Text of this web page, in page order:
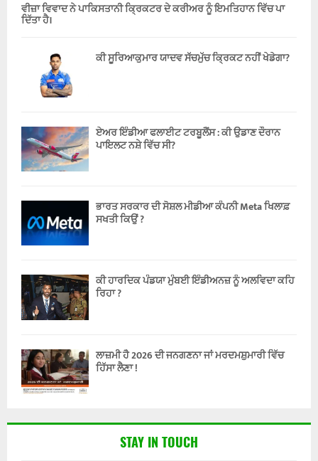
ਵੀਜ਼ਾ ਵਿਵਾਦ ਨੇ ਪਾਕਿਸਤਾਨੀ ਕ੍ਰਿਕਟਰ ਦੇ ਕਰੀਅਰ ਨੂੰ ਇਮਤਿਹਾਨ ਵਿੱਚ ਪਾ
ਦਿੱਤਾ ਹੈ।
ਕੀ ਸੂਰਿਆਕੁਮਾਰ ਯਾਦਵ ਸੱਚਮੁੱਚ ਕ੍ਰਿਕਟ ਨਹੀਂ ਖੇਡੇਗਾ?
ਏਅਰ ਇੰਡੀਆ ਫਲਾਈਟ ਟਰਬੂਲੈਂਸ : ਕੀ ਉਡਾਣ ਦੌਰਾਨ
ਪਾਇਲਟ ਨਸ਼ੇ ਵਿੱਚ ਸੀ?
ਭਾਰਤ ਸਰਕਾਰ ਦੀ ਸੋਸ਼ਲ ਮੀਡੀਆ ਕੰਪਨੀ Meta ਖਿਲਾਫ਼
ਸਖਤੀ ਕਿਉਂ ?
ਕੀ ਹਾਰਦਿਕ ਪੰਡਯਾ ਮੁੰਬਈ ਇੰਡੀਅਨਜ਼ ਨੂੰ ਅਲਵਿਦਾ ਕਹਿ
ਰਿਹਾ ?
ਲਾਜ਼ਮੀ ਹੈ 2026 ਦੀ ਜਨਗਣਨਾ ਜਾਂ ਮਰਦਮਸ਼ੁਮਾਰੀ ਵਿੱਚ
ਹਿੱਸਾ ਲੈਣਾ !
STAY IN TOUCH